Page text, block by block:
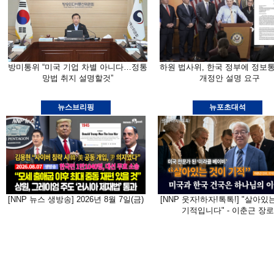
방미통위 “미국 기업 차별 아니다…정통
망법 취지 설명할것”
하원 법사위, 한국 정부에 정보
개정안 설명 요구
뉴스브리핑
[NNP 뉴스 생방송] 2026년 8월 7일(금)
뉴포초대석
[NNP 웃자!하자!톡톡!] "살아있
기적입니다" - 이춘근 장로